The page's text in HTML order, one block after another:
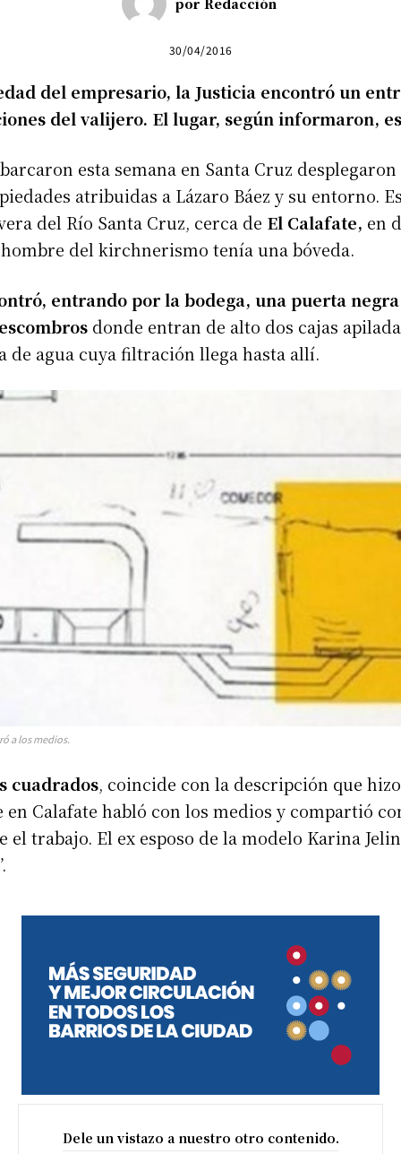
por Redacción
30/04/2016
del empresario, la Justicia encontró un
del valijero. El lugar, según informaron,
esta semana en Santa Cruz
atribuidas a Lázaro Báez y su entorno.
del Río Santa Cruz, cerca de El Calafate, en
del kirchnerismo tenía una bóveda.
entrando por la bodega, una puerta
donde entran de alto dos cajas
de agua cuya filtración llega hasta allí.
a los medios.
cuadrados, coincide con la descripción que
en Calafate habló con los medios y compartió
el trabajo. El ex esposo de la modelo Karina
Dele un vistazo a nuestro otro contenido.